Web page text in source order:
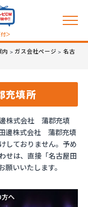
＞
内 >ガス会社ページ > 名古
充填所
株式会社 蒲郡充填
邊株式会社 蒲郡充填
しておりません。予め
せは、直接「名古屋田
いいたします。